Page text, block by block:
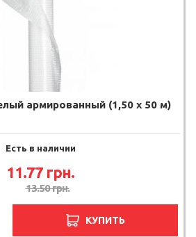
армированный (1,50 х 50 м)
Есть в наличии
11.77 грн.
13.50грн.
КУПИТЬ